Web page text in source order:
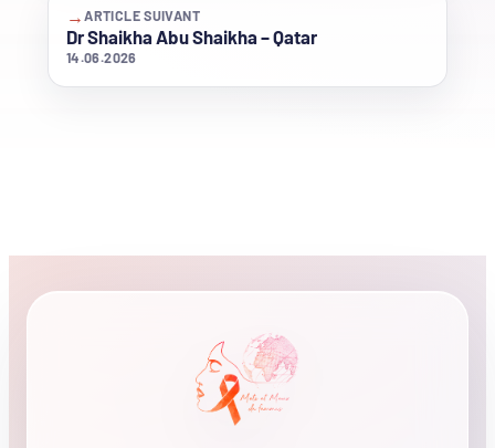
→ARTICLE SUIVANT
Dr Shaikha Abu Shaikha – Qatar
14.06.2026